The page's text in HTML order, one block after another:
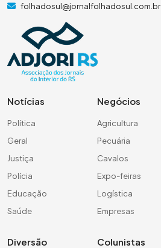
folhadosul@jornalfolhadosul.com.br
Notícias
Política
Geral
Justiça
Polícia
Educação
Saúde
Negócios
Agricultura
Pecuária
Cavalos
Expo-feiras
Logística
Empresas
Diversão Colunistas